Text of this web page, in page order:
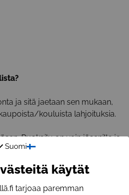
ja sitä jaetaan sen mukaan,
kouluista lahjoituksia.
Ruokailu on vain jäsenille ja
7 €/vuosi.
Suomi
käytät
tarjoaa paremman